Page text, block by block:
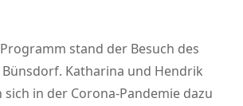
stand der Besuch des
Katharina und Hendrik
in der Corona-Pandemie dazu